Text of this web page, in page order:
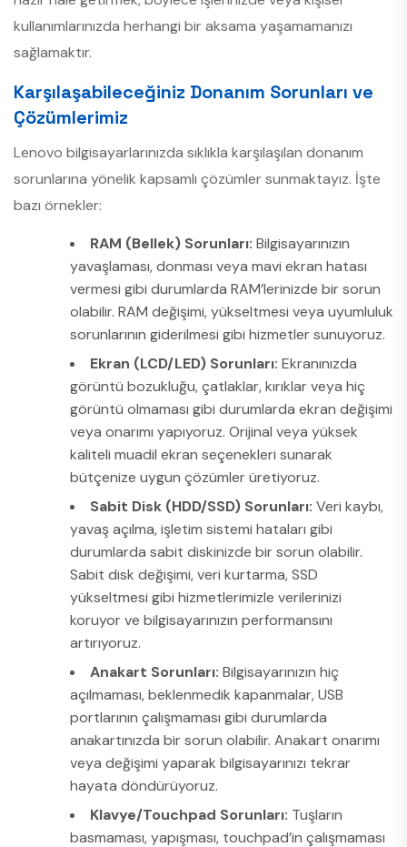
kullanımlarınızda herhangi bir aksama yaşamamanızı
sağlamaktır.
Karşılaşabileceğiniz Donanım Sorunları ve
Çözümlerimiz
Lenovo bilgisayarlarınızda sıklıkla karşılaşılan donanım
sorunlarına yönelik kapsamlı çözümler sunmaktayız. İşte
bazı örnekler:
RAM (Bellek) Sorunları: Bilgisayarınızın
yavaşlaması, donması veya mavi ekran hatası
vermesi gibi durumlarda RAM’lerinizde bir sorun
olabilir. RAM değişimi, yükseltmesi veya uyumluluk
sorunlarının giderilmesi gibi hizmetler sunuyoruz.
Ekran (LCD/LED) Sorunları: Ekranınızda
görüntü bozukluğu, çatlaklar, kırıklar veya hiç
görüntü olmaması gibi durumlarda ekran değişimi
veya onarımı yapıyoruz. Orijinal veya yüksek
kaliteli muadil ekran seçenekleri sunarak
bütçenize uygun çözümler üretiyoruz.
Sabit Disk (HDD/SSD) Sorunları: Veri kaybı,
yavaş açılma, işletim sistemi hataları gibi
durumlarda sabit diskinizde bir sorun olabilir.
Sabit disk değişimi, veri kurtarma, SSD
yükseltmesi gibi hizmetlerimizle verilerinizi
koruyor ve bilgisayarınızın performansını
artırıyoruz.
Anakart Sorunları: Bilgisayarınızın hiç
açılmaması, beklenmedik kapanmalar, USB
portlarının çalışmaması gibi durumlarda
anakartınızda bir sorun olabilir. Anakart onarımı
veya değişimi yaparak bilgisayarınızı tekrar
hayata döndürüyoruz.
Klavye/Touchpad Sorunları: Tuşların
basmaması, yapışması, touchpad’in çalışmaması